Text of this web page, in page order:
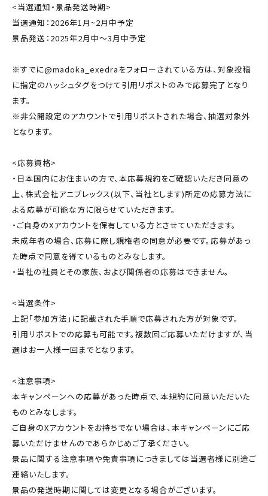
<当選通知・景品発送時期>
当選通知：2026年1月~2月中予定
景品発送：2025年2月中～3月中予定
※すでに@madoka_exedraをフォローされている方は、対象投稿
に指定のハッシュタグをつけて引用リポストのみで応募完了となり
ます。
※非公開設定のアカウントで引用リポストされた場合、抽選対象外
となります。
<応募資格>
・日本国内にお住まいの方で、本応募規約をご確認いただき同意の
上、株式会社アニプレックス(以下、当社とします)所定の応募方法に
よる応募が可能な方に限らせていただきます。
・ご自身のXアカウントを保有している方とさせていただきます。
未成年者の場合、応募に際し親権者の同意が必要です。応募があっ
た時点で同意を得ているものとみなします。
・当社の社員とその家族、および関係者の応募はできません。
<当選条件>
上記「参加方法」に記載された手順で応募された方が対象です。
引用リポストでの応募も可能です。複数回ご応募いただけますが、当
選はお一人様一回までとなります。
<注意事項>
本キャンペーンへの応募があった時点で、本規約に同意いただいた
ものとみなします。
ご自身のXアカウントをお持ちでない場合は、本キャンペーンにご応
募いただけませんのであらかじめご了承ください。
景品に関する注意事項や免責事項につきましては当選者様に別途ご
連絡いたします。
景品の発送時期に関しては変更となる場合がございます。